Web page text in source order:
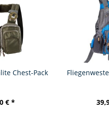
Chest-Pack
€ *